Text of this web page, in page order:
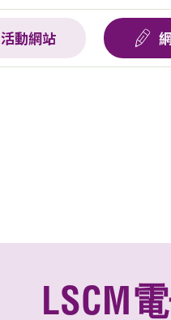
活動網站
LSCM